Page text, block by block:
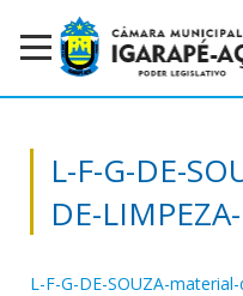
L-F-G-DE-
DE-
L-F-G-DE-SOUZA-